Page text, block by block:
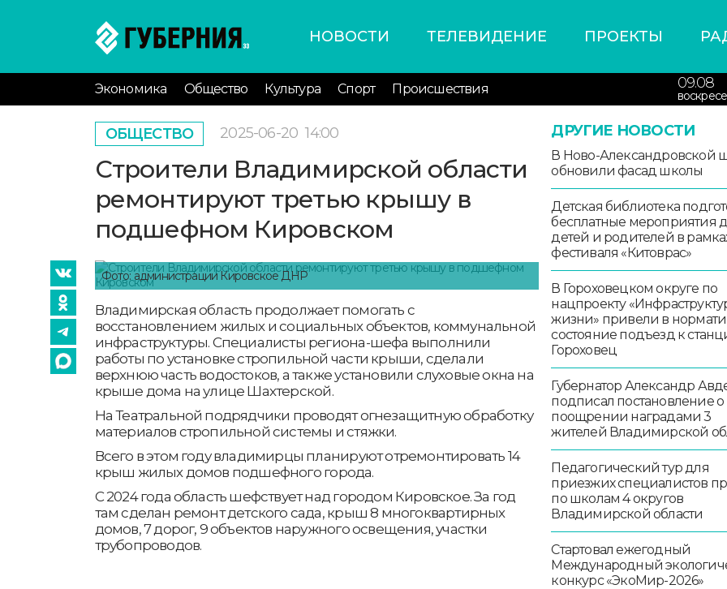
НОВОСТИ ТЕЛЕВИДЕНИЕ ПРОЕКТЫ
Экономика Общество Культура Спорт Происшествия 09.08
ОБЩЕСТВО 2025-06-20 14:00
Строители Владимирской области
ремонтируют третью крышу в
подшефном Кировском
Фото: администрации Кировское ДНР
Владимирская область продолжает помогать с
восстановлением жилых и социальных объектов, коммунальной
инфраструктуры. Специалисты региона-шефа выполнили
работы по установке стропильной части крыши, сделали
верхнюю часть водостоков, а также установили слуховые окна на
крыше дома на улице Шахтерской.
На Театральной подрядчики проводят огнезащитную обработку
материалов стропильной системы и стяжки.
Всего в этом году владимирцы планируют отремонтировать 14
крыш жилых домов подшефного города.
С 2024 года область шефствует над городом Кировское. За год
там сделан ремонт детского сада, крыш 8 многоквартирных
домов, 7 дорог, 9 объектов наружного освещения, участки
трубопроводов.
ДРУГИЕ НОВОСТИ
В Ново-Александровской
обновили фасад школы
Детская библиотека
бесплатные мероприятия
детей и родителей в
фестиваля «Китоврас»
В Гороховецком округе по
нацпроекту
жизни» привели в
состояние подъезд к
Гороховец
Губернатор Александр
подписал постановление о
поощрении наградами 3
жителей Владимирской
Педагогический тур для
приезжих специалистов
по школам 4 округов
Владимирской области
Стартовал ежегодный
Международный
конкурс «ЭкоМир-2026»